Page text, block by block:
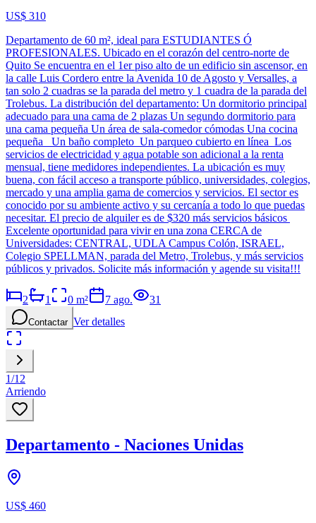
US$ 310
Departamento de 60 m², ideal para ESTUDIANTES Ó
PROFESIONALES. Ubicado en el corazón del centro-norte de
Quito Se encuentra en el 1er piso alto de un edificio sin ascensor, en
la calle Luis Cordero entre la Avenida 10 de Agosto y Versalles, a
tan solo 2 cuadras se la parada del metro y 1 cuadra de la parada del
Trolebus. La distribución del departamento: Un dormitorio principal
adecuado para una cama de 2 plazas Un segundo dormitorio para
una cama pequeña Un área de sala-comedor cómodas Una cocina
pequeña Un baño completo Un parqueo cubierto en línea Los
servicios de electricidad y agua potable son adicional a la renta
mensual, tiene medidores independientes. La ubicación es muy
buena, con fácil acceso a transporte público, universidades, colegios,
mercado y una amplia gama de comercios y servicios. El sector es
conocido por su ambiente activo y su cercanía a todo lo que puedas
necesitar. El precio de alquiler es de $320 más servicios básicos
Excelente oportunidad para vivir en una zona CERCA de
Universidades: CENTRAL, UDLA Campus Colón, ISRAEL,
Colegio SPELLMAN, parada del Metro, Trolebus, y más servicios
públicos y privados. Solicite más información y agende su visita!!!
2 1 0 m² 7 ago. 31
Contactar Ver detalles
1/12
Arriendo
Departamento - Naciones Unidas
US$ 460